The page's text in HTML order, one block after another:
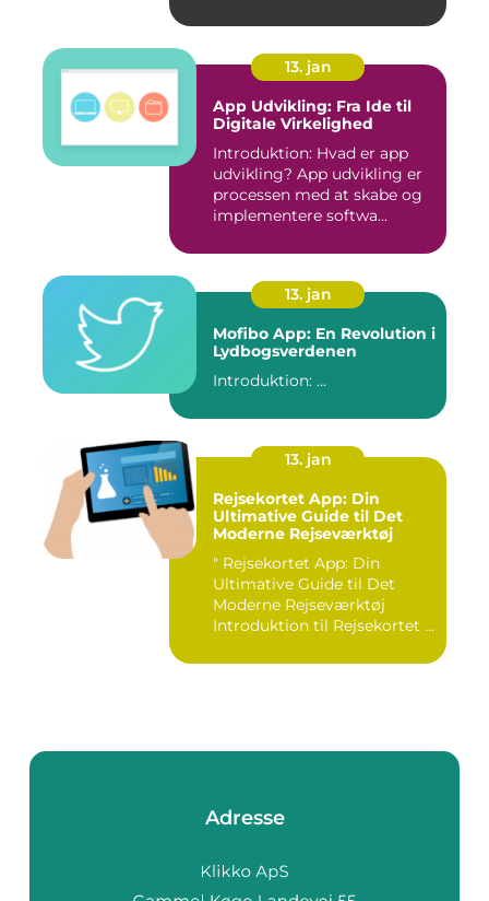
13. jan
App Udvikling: Fra Ide til
Digitale Virkelighed
Introduktion: Hvad er app
udvikling? App udvikling er
processen med at skabe og
implementere softwa...
13. jan
Mofibo App: En Revolution i
Lydbogsverdenen
Introduktion: ...
13. jan
Rejsekortet App: Din
Ultimative Guide til Det
Moderne Rejseværktøj
" Rejsekortet App: Din
Ultimative Guide til Det
Moderne Rejseværktøj
Introduktion til Rejsekortet ...
Adresse